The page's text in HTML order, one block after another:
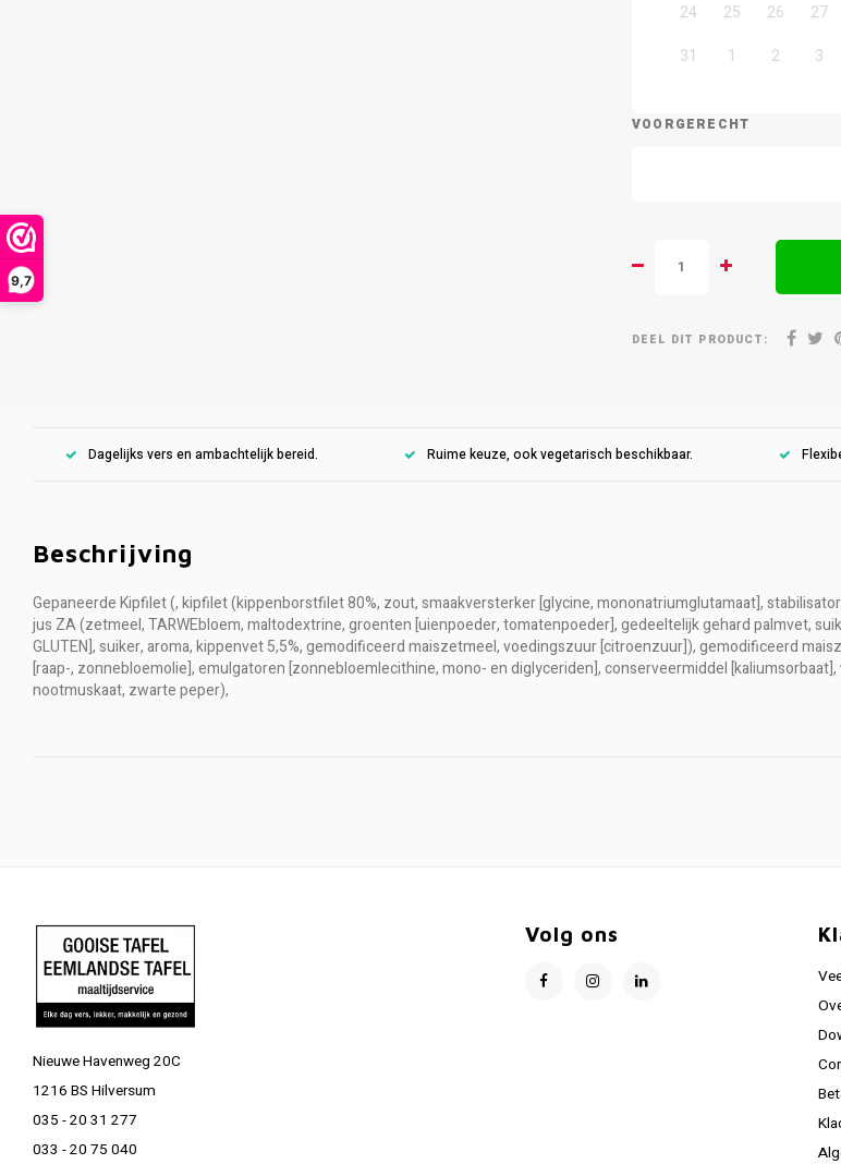
9,7
24
25 26 27
31
1 2 3
VOORGERECHT
DEEL DIT PRODUCT:
Dagelijks vers en ambachtelijk bereid. Ruime keuze, ook vegetarisch beschikbaar.
Beschrijving
Gepaneerde Kipfilet (, kipfilet (kippenborstfilet 80%, zout, smaakversterker [glycine, mononatriumglutamaat],
jus ZA (zetmeel, TARWEbloem, maltodextrine, groenten [uienpoeder, tomatenpoeder], gedeeltelijk gehard palmvet,
GLUTEN], suiker, aroma, kippenvet 5,5%, gemodificeerd maiszetmeel, voedingszuur [citroenzuur]), gemodificeerd
[raap-, zonnebloemolie], emulgatoren [zonnebloemlecithine, mono- en diglyceriden], conserveermiddel
nootmuskaat, zwarte peper),
Nieuwe Havenweg 20C
1216 BS Hilversum
035 - 20 31 277
033 - 20 75 040
Volg ons